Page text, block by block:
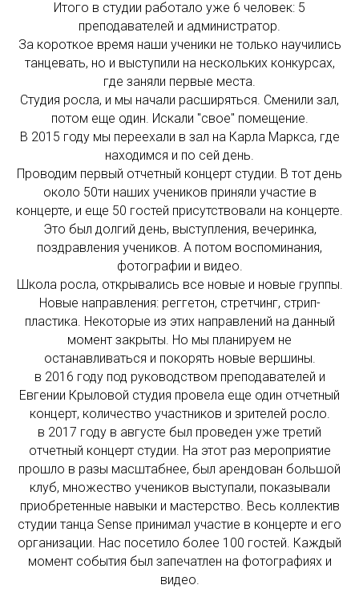
Итого в студии работало уже 6 человек: 5
преподавателей и администратор.
За короткое время наши ученики не только научились
танцевать, но и выступили на нескольких конкурсах,
где заняли первые места.
Студия росла, и мы начали расширяться. Сменили зал,
потом еще один. Искали "свое" помещение.
В 2015 году мы переехали в зал на Карла Маркса, где
находимся и по сей день.
Проводим первый отчетный концерт студии. В тот день
около 50ти наших учеников приняли участие в
концерте, и еще 50 гостей присутствовали на концерте.
Это был долгий день, выступления, вечеринка,
поздравления учеников. А потом воспоминания,
фотографии и видео.
Школа росла, открывались все новые и новые группы.
Новые направления: реггетон, стретчинг, стрип-
пластика. Некоторые из этих направлений на данный
момент закрыты. Но мы планируем не
останавливаться и покорять новые вершины.
в 2016 году под руководством преподавателей и
Евгении Крыловой студия провела еще один отчетный
концерт, количество участников и зрителей росло.
в 2017 году в августе был проведен уже третий
отчетный концерт студии. На этот раз мероприятие
прошло в разы масштабнее, был арендован большой
клуб, множество учеников выступали, показывали
приобретенные навыки и мастерство. Весь коллектив
студии танца Sense принимал участие в концерте и его
организации. Нас посетило более 100 гостей. Каждый
момент события был запечатлен на фотографиях и
видео.